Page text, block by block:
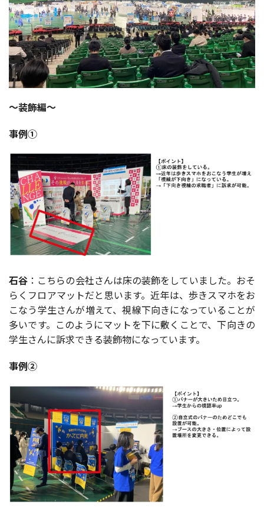
～装飾編～
事例①
石谷 ：こちらの会社さんは床の装飾をしていました。おそ
らくフロアマットだと思います。近年は、歩きスマホをお
こなう学生さんが増えて、視線下向きになっていることが
多いです。このようにマットを下に敷くことで、下向きの
学生さんに訴求できる装飾物になっています。
事例②